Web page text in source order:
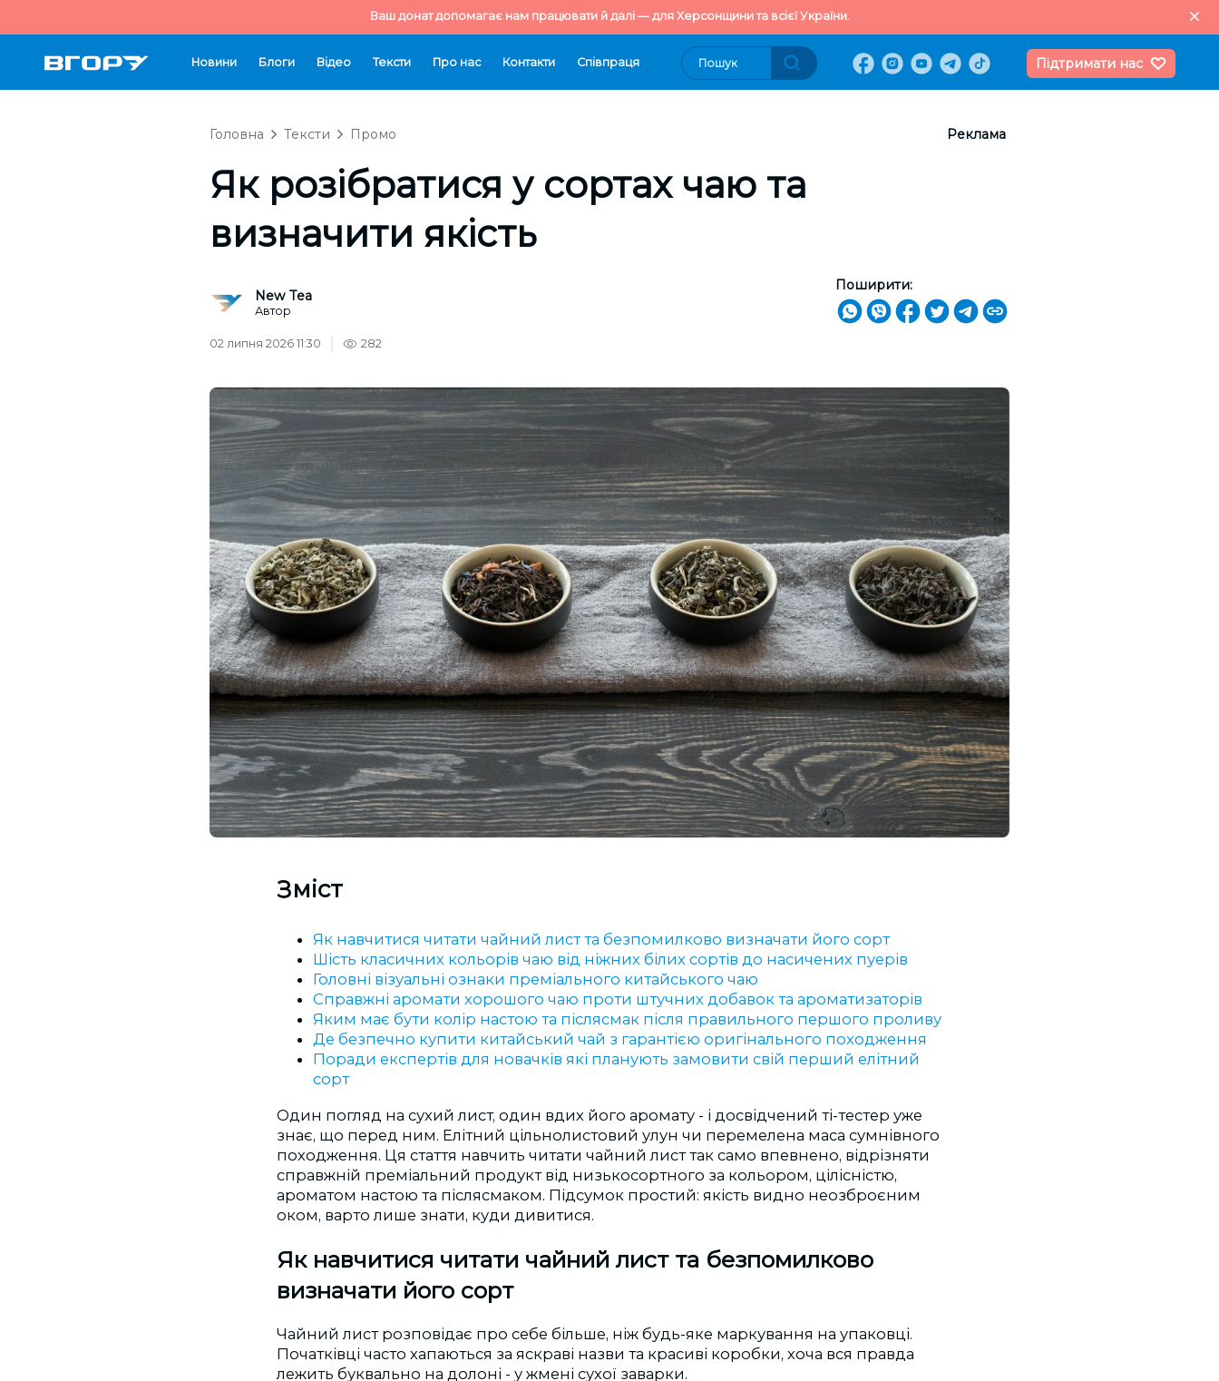
Ваш донат допомагає нам працювати й далі — для Херсонщини та всієї України.
Новини Блоги Відео Тексти Про нас Контакти Cпівпраця Підтримати нас
Головна Тексти Промо Реклама
Як розібратися у сортах чаю та
визначити якість
New Tea
Автор
Поширити:
02 липня 2026 11:30 282
Зміст
Як навчитися читати чайний лист та безпомилково визначати його сорт
Шість класичних кольорів чаю від ніжних білих сортів до насичених пуерів
Головні візуальні ознаки преміального китайського чаю
Справжні аромати хорошого чаю проти штучних добавок та ароматизаторів
Яким має бути колір настою та післясмак після правильного першого проливу
Де безпечно купити китайський чай з гарантією оригінального походження
Поради експертів для новачків які планують замовити свій перший елітний
сорт
Один погляд на сухий лист, один вдих його аромату - і досвідчений ті-тестер уже
знає, що перед ним. Елітний цільнолистовий улун чи перемелена маса сумнівного
походження. Ця стаття навчить читати чайний лист так само впевнено, відрізняти
справжній преміальний продукт від низькосортного за кольором, цілісністю,
ароматом настою та післясмаком. Підсумок простий: якість видно неозброєним
оком, варто лише знати, куди дивитися.
Як навчитися читати чайний лист та безпомилково
визначати його сорт
Чайний лист розповідає про себе більше, ніж будь-яке маркування на упаковці.
Початківці часто хапаються за яскраві назви та красиві коробки, хоча вся правда
лежить буквально на долоні - у жмені сухої заварки.